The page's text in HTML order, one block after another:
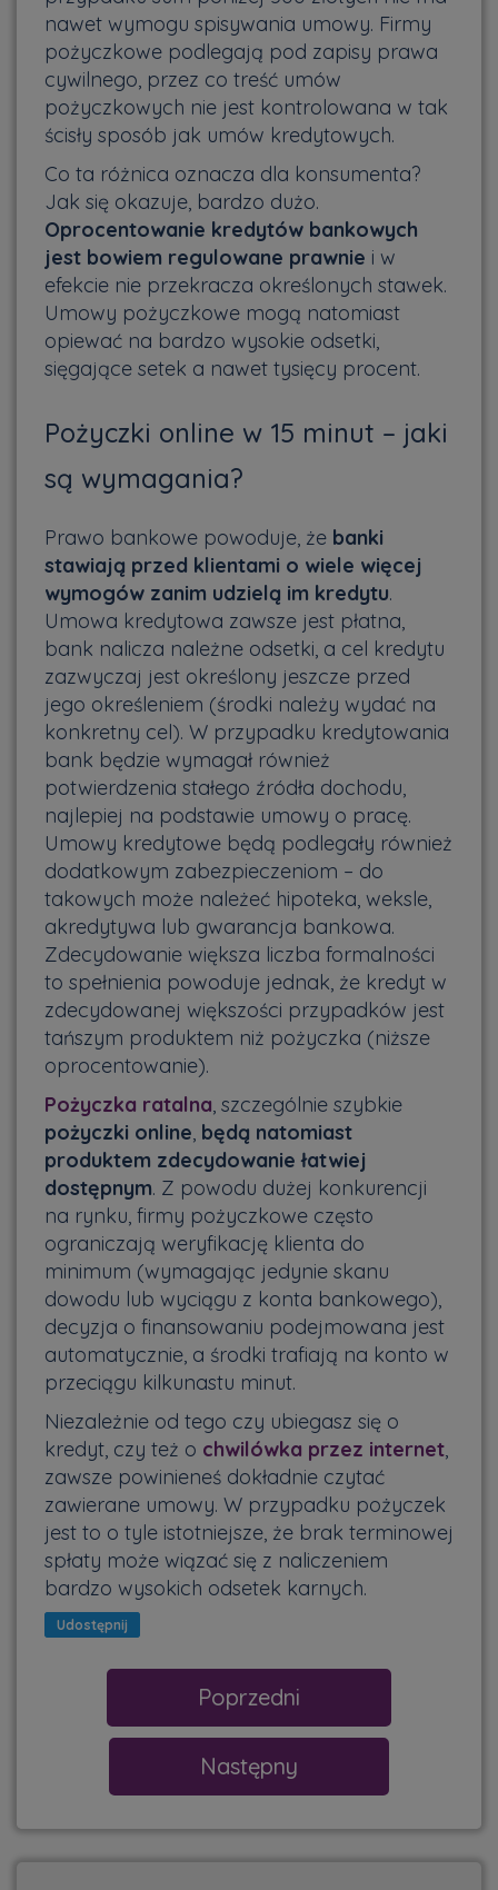
nawet wymogu spisywania umowy. Firmy
pożyczkowe podlegają pod zapisy prawa
cywilnego, przez co treść umów
pożyczkowych nie jest kontrolowana w tak
ścisły sposób jak umów kredytowych.
Co ta różnica oznacza dla konsumenta?
Jak się okazuje, bardzo dużo.
Oprocentowanie kredytów bankowych
jest bowiem regulowane prawnie i w
efekcie nie przekracza określonych stawek.
Umowy pożyczkowe mogą natomiast
opiewać na bardzo wysokie odsetki,
sięgające setek a nawet tysięcy procent.
Pożyczki online w 15 minut – jaki
są wymagania?
Prawo bankowe powoduje, że banki
stawiają przed klientami o wiele więcej
wymogów zanim udzielą im kredytu.
Umowa kredytowa zawsze jest płatna,
bank nalicza należne odsetki, a cel kredytu
zazwyczaj jest określony jeszcze przed
jego określeniem (środki należy wydać na
konkretny cel). W przypadku kredytowania
bank będzie wymagał również
potwierdzenia stałego źródła dochodu,
najlepiej na podstawie umowy o pracę.
Umowy kredytowe będą podlegały również
dodatkowym zabezpieczeniom – do
takowych może należeć hipoteka, weksle,
akredytywa lub gwarancja bankowa.
Zdecydowanie większa liczba formalności
to spełnienia powoduje jednak, że kredyt w
zdecydowanej większości przypadków jest
tańszym produktem niż pożyczka (niższe
oprocentowanie).
Pożyczka ratalna, szczególnie szybkie
pożyczki online, będą natomiast
produktem zdecydowanie łatwiej
dostępnym. Z powodu dużej konkurencji
na rynku, firmy pożyczkowe często
ograniczają weryfikację klienta do
minimum (wymagając jedynie skanu
dowodu lub wyciągu z konta bankowego),
decyzja o finansowaniu podejmowana jest
automatycznie, a środki trafiają na konto w
przeciągu kilkunastu minut.
Niezależnie od tego czy ubiegasz się o
kredyt, czy też o chwilówka przez internet,
zawsze powinieneś dokładnie czytać
zawierane umowy. W przypadku pożyczek
jest to o tyle istotniejsze, że brak terminowej
spłaty może wiązać się z naliczeniem
bardzo wysokich odsetek karnych.
Udostępnij
Poprzedni
Następny